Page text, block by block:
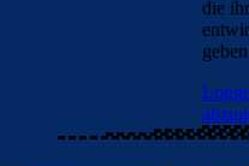
die